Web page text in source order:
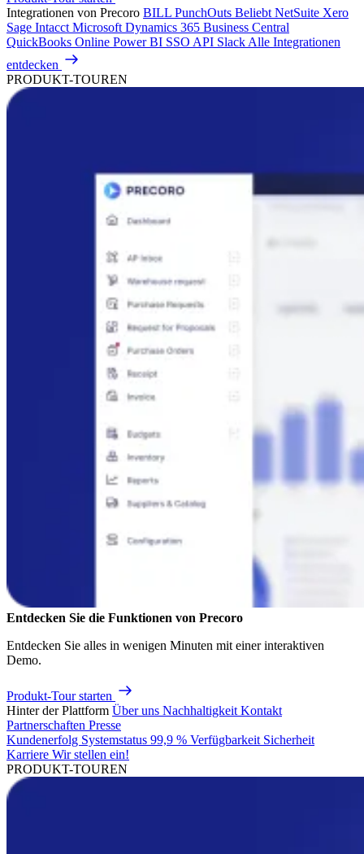
Integrationen von Precoro BILL PunchOuts Beliebt NetSuite Xero
Sage Intacct Microsoft Dynamics 365 Business Central
QuickBooks Online Power BI SSO API Slack Alle Integrationen
entdecken
PRODUKT-TOUREN
Entdecken Sie die Funktionen von Precoro
Entdecken Sie alles in wenigen Minuten mit einer interaktiven
Demo.
Produkt-Tour starten
Hinter der Plattform Über uns Nachhaltigkeit Kontakt
Partnerschaften Presse
Kundenerfolg Systemstatus 99,9 % Verfügbarkeit Sicherheit
Karriere Wir stellen ein!
PRODUKT-TOUREN